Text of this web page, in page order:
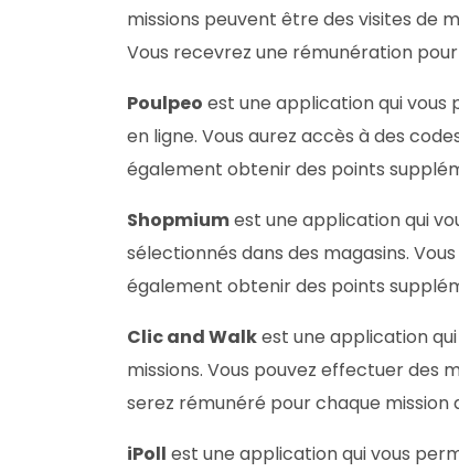
missions peuvent être des visites de
Vous recevrez une rémunération
Poulpeo est une application qui
en ligne. Vous aurez accès à des
également obtenir des points
Shopmiumest une application qui
sélectionnés dans des magasins.
également obtenir des points
Clic and Walkest une application
missions. Vous pouvez effectuer des
serez rémunéré pour chaque mission
iPoll est une application qui vous